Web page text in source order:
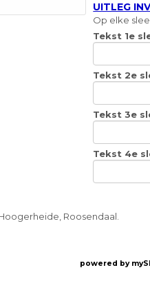
UITLEG
Op elke
Tekst 1e
Tekst 2e
Tekst 3e
Tekst 4e
Roosendaal.
powered by